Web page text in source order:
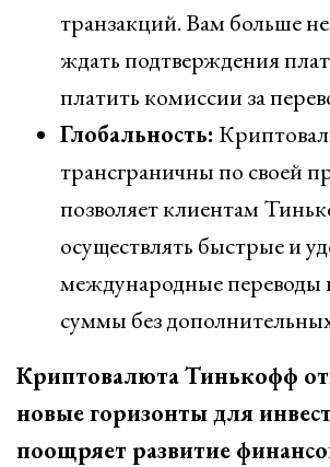
транзакций. Вам больше
ждать подтверждения
платить комиссии за
Глобальность:
трансграничны по своей
позволяет клиентам
осуществлять быстрые и
международные переводы
суммы без
Криптовалюта Тинькофф
новые горизонты для
поощряет развитие